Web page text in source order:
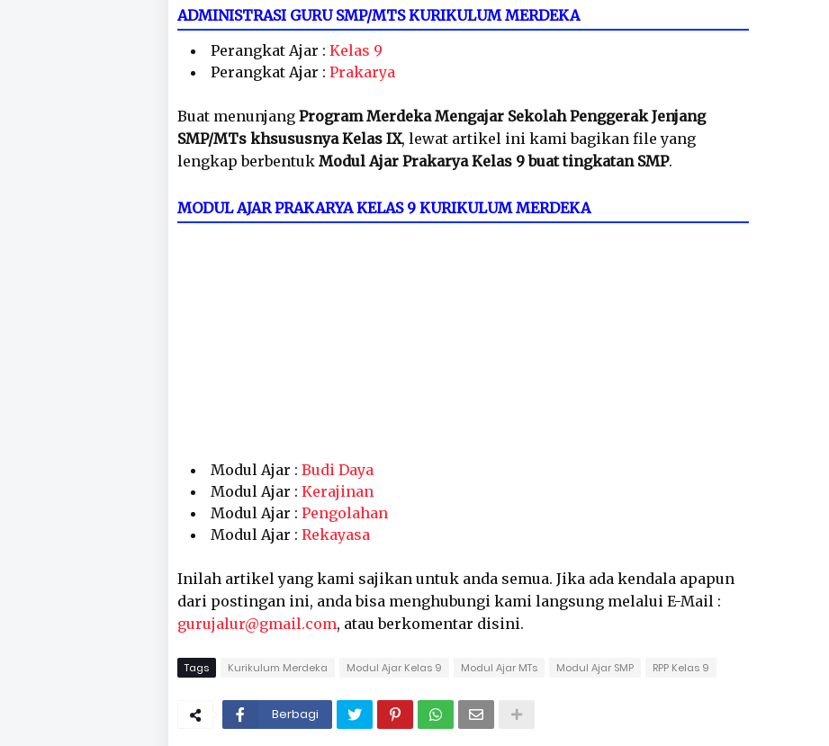
ADMINISTRASI GURU SMP/MTS KURIKULUM MERDEKA
Perangkat Ajar : Kelas 9
Perangkat Ajar : Prakarya
Buat menunjang Program Merdeka Mengajar Sekolah Penggerak Jenjang
SMP/MTs khsususnya Kelas IX, lewat artikel ini kami bagikan file yang
lengkap berbentuk Modul Ajar Prakarya Kelas 9 buat tingkatan SMP.
MODUL AJAR PRAKARYA KELAS 9 KURIKULUM MERDEKA
Modul Ajar : Budi Daya
Modul Ajar : Kerajinan
Modul Ajar : Pengolahan
Modul Ajar : Rekayasa
Inilah artikel yang kami sajikan untuk anda semua. Jika ada kendala apapun
dari postingan ini, anda bisa menghubungi kami langsung melalui E-Mail :
gurujalur@gmail.com, atau berkomentar disini.
Tags Kurikulum Merdeka Modul Ajar Kelas 9 Modul Ajar MTs Modul Ajar SMP RPP Kelas 9
Berbagi